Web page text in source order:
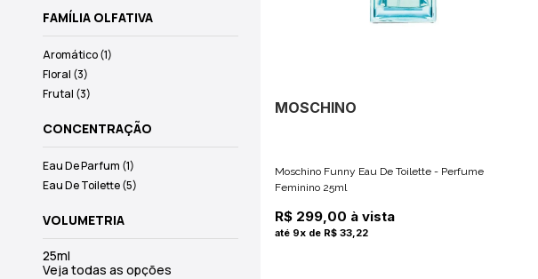
FAMÍLIA OLFATIVA
Aromático (1)
Floral (3)
Frutal (3)
CONCENTRAÇÃO
Eau De Parfum (1)
Eau De Toilette (5)
VOLUMETRIA
25ml
Veja todas as opções
MOSCHINO
Moschino Funny Eau De Toilette - Perfume
Feminino 25ml
R$ 299,00 à vista
até 9x de R$ 33,22